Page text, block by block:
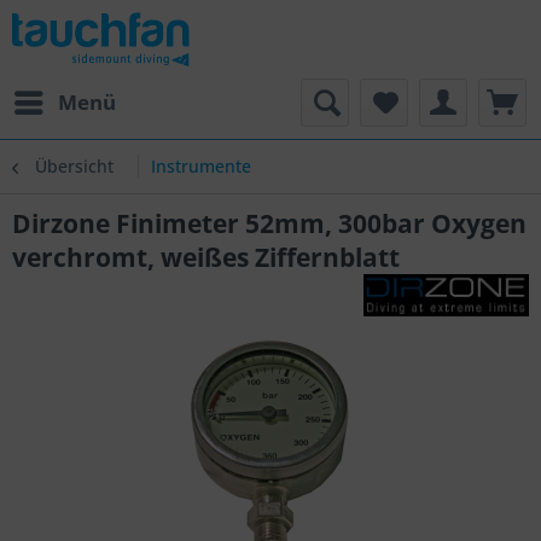
Menü
Übersicht Instrumente
Dirzone Finimeter 52mm, 300bar Oxygen
verchromt, weißes Ziffernblatt